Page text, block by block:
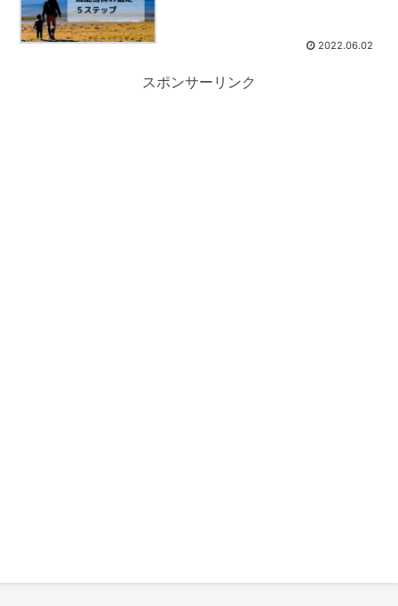
2022.06.02
スポンサーリンク